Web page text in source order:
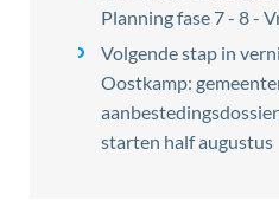
Planning fase 7 - 8 -
Volgende stap in
Oostkamp:
starten half augustus